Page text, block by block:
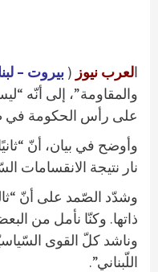
العرب نيوز ( بيروت –
والمقاومة”، إلى أنّه
على رأس الحكومة في
وأوضح في بيان، أنّ
نار نتيجة الانقسامات
وشدّد الصّمد على أنّ
ذاتها. وكنّا نأمل من البعض أن يطالب العدو
وناشد كلّ القوى
اللّبناني”.